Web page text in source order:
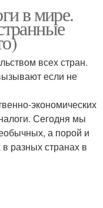
в мире.
всех стран.
если не
экономических
Сегодня мы
а порой и
разных странах в